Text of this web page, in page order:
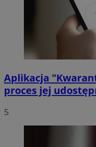
Aplikacja
proces jej
5